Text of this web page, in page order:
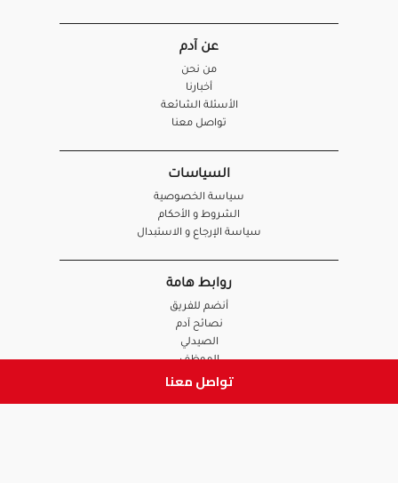
تواصل معنا
عن آدم
من نحن
أخبارنا
الأسئلة الشائعة
تواصل معنا
السياسات
سياسة الخصوصية
الشروط و الأحكام
سياسة الإرجاع و الاستبدال
روابط هامة
أنضم للفريق
نصائح آدم
الصيدلي
الموظف